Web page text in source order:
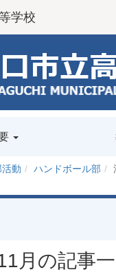
学校
動 ハンドボール部
月の記事